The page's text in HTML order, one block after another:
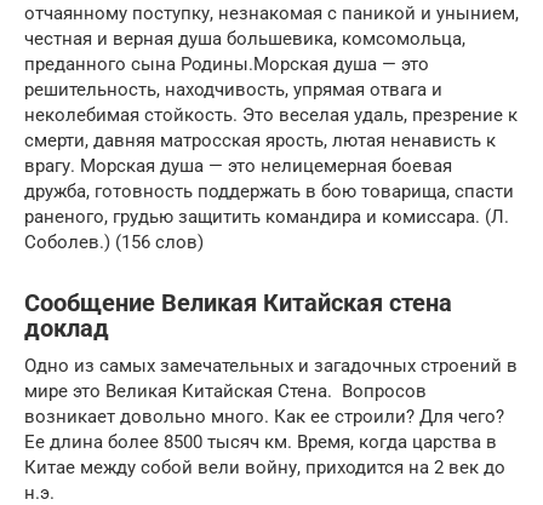
отчаянному поступку, незнакомая с паникой и унынием,
честная и верная душа большевика, комсомольца,
преданного сына Родины.Морская душа — это
решительность, находчивость, упрямая отвага и
неколебимая стойкость. Это веселая удаль, презрение к
смерти, давняя матросская ярость, лютая ненависть к
врагу. Морская душа — это нелицемерная боевая
дружба, готовность поддержать в бою товарища, спасти
раненого, грудью защитить командира и комиссара. (Л.
Соболев.) (156 слов)
Сообщение Великая Китайская стена
доклад
Одно из самых замечательных и загадочных строений в
мире это Великая Китайская Стена. Вопросов
возникает довольно много. Как ее строили? Для чего?
Ее длина более 8500 тысяч км. Время, когда царства в
Китае между собой вели войну, приходится на 2 век до
н.э.